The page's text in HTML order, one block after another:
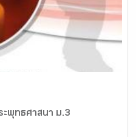
ะพุทธศาสนา ม.3